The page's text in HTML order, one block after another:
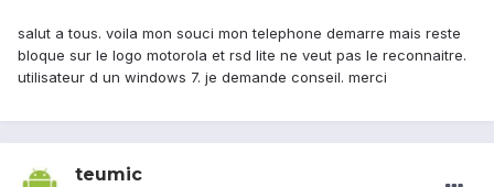
salut a tous. voila mon souci mon telephone demarre mais reste
bloque sur le logo motorola et rsd lite ne veut pas le reconnaitre.
utilisateur d un windows 7. je demande conseil. merci
teumic